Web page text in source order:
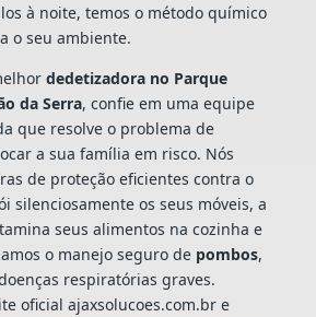
à noite, temos o método químico
o seu ambiente.
dedetizadora no Parque
da Serra, confie em uma equipe
que resolve o problema de
a sua família em risco. Nós
de proteção eficientes contra o
silenciosamente os seus móveis, a
seus alimentos na cozinha e
o manejo seguro de pombos,
respiratórias graves.
oficial ajaxsolucoes.com.br e